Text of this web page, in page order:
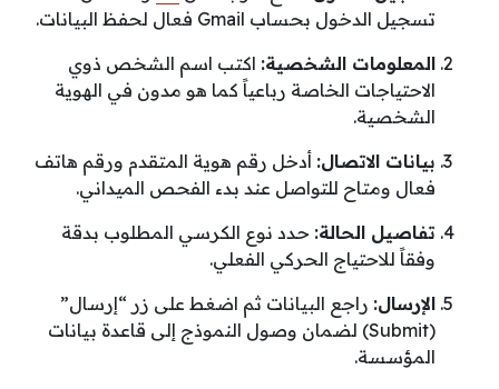
تسجيل الدخول بحساب Gmail فعال لحفظ البيانات.
المعلومات الشخصية: اكتب اسم الشخص ذوي
الاحتياجات الخاصة رباعياً كما هو مدون في الهوية
الشخصية.
بيانات الاتصال: أدخل رقم هوية المتقدم ورقم هاتف
فعال ومتاح للتواصل عند بدء الفحص الميداني.
تفاصيل الحالة: حدد نوع الكرسي المطلوب بدقة
وفقاً للاحتياج الحركي الفعلي.
الإرسال: راجع البيانات ثم اضغط على زر “إرسال”
(Submit) لضمان وصول النموذج إلى قاعدة بيانات
المؤسسة.